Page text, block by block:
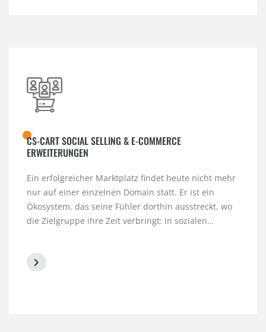
CS-CART SOCIAL SELLING & E-COMMERCE
ERWEITERUNGEN
Ein erfolgreicher Marktplatz findet heute nicht mehr
nur auf einer einzelnen Domain statt. Er ist ein
Ökosystem, das seine Fühler dorthin ausstreckt, wo
die Zielgruppe ihre Zeit verbringt: in sozialen…